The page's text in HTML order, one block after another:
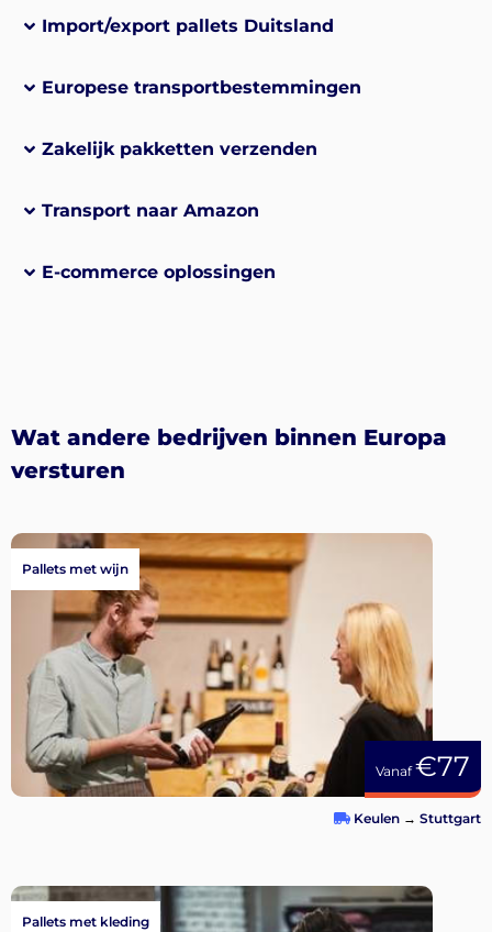
Import/export pallets Duitsland
Europese transportbestemmingen
Zakelijk pakketten verzenden
Transport naar Amazon
E-commerce oplossingen
Wat andere bedrijven binnen Europa
versturen
Vanaf€77
Pallets met wijn
Keulen → Stuttgart
Pallets met kleding